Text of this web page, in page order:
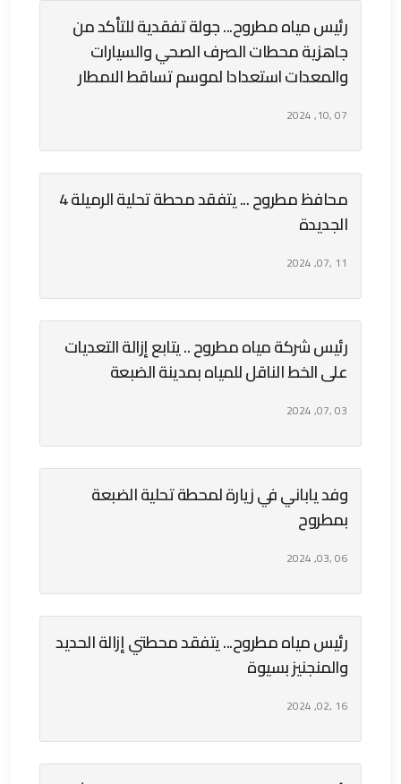
رئيس مياه مطروح... جولة تفقدية للتأكد من
جاهزية محطات الصرف الصحي والسيارات
والمعدات استعدادا لموسم تساقط الامطار
07 ,10, 2024
محافظ مطروح ... يتفقد محطة تحلية الرميلة 4
الجديدة
11 ,07, 2024
رئيس شركة مياه مطروح .. يتابع إزالة التعديات
على الخط الناقل للمياه بمدينة الضبعة
03 ,07, 2024
وفد ياباني في زيارة لمحطة تحلية الضبعة
بمطروح
06 ,03, 2024
رئيس مياه مطروح... يتفقد محطتي إزالة الحديد
والمنجنيز بسيوة
16 ,02, 2024